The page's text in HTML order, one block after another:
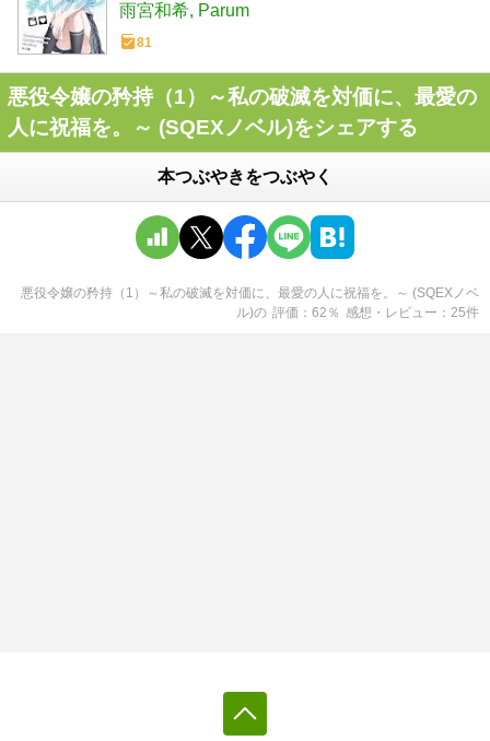
雨宮和希 Parum
81
悪役令嬢の矜持（1）～私の破滅を対価に、最愛の
人に祝福を。～ (SQEXノベル)をシェアする
本つぶやきをつぶやく
悪役令嬢の矜持（1）～私の破滅を対価に、最愛の人に祝福を。～ (SQEXノベ
ル)の 評価 62 ％ 感想・レビュー 25件